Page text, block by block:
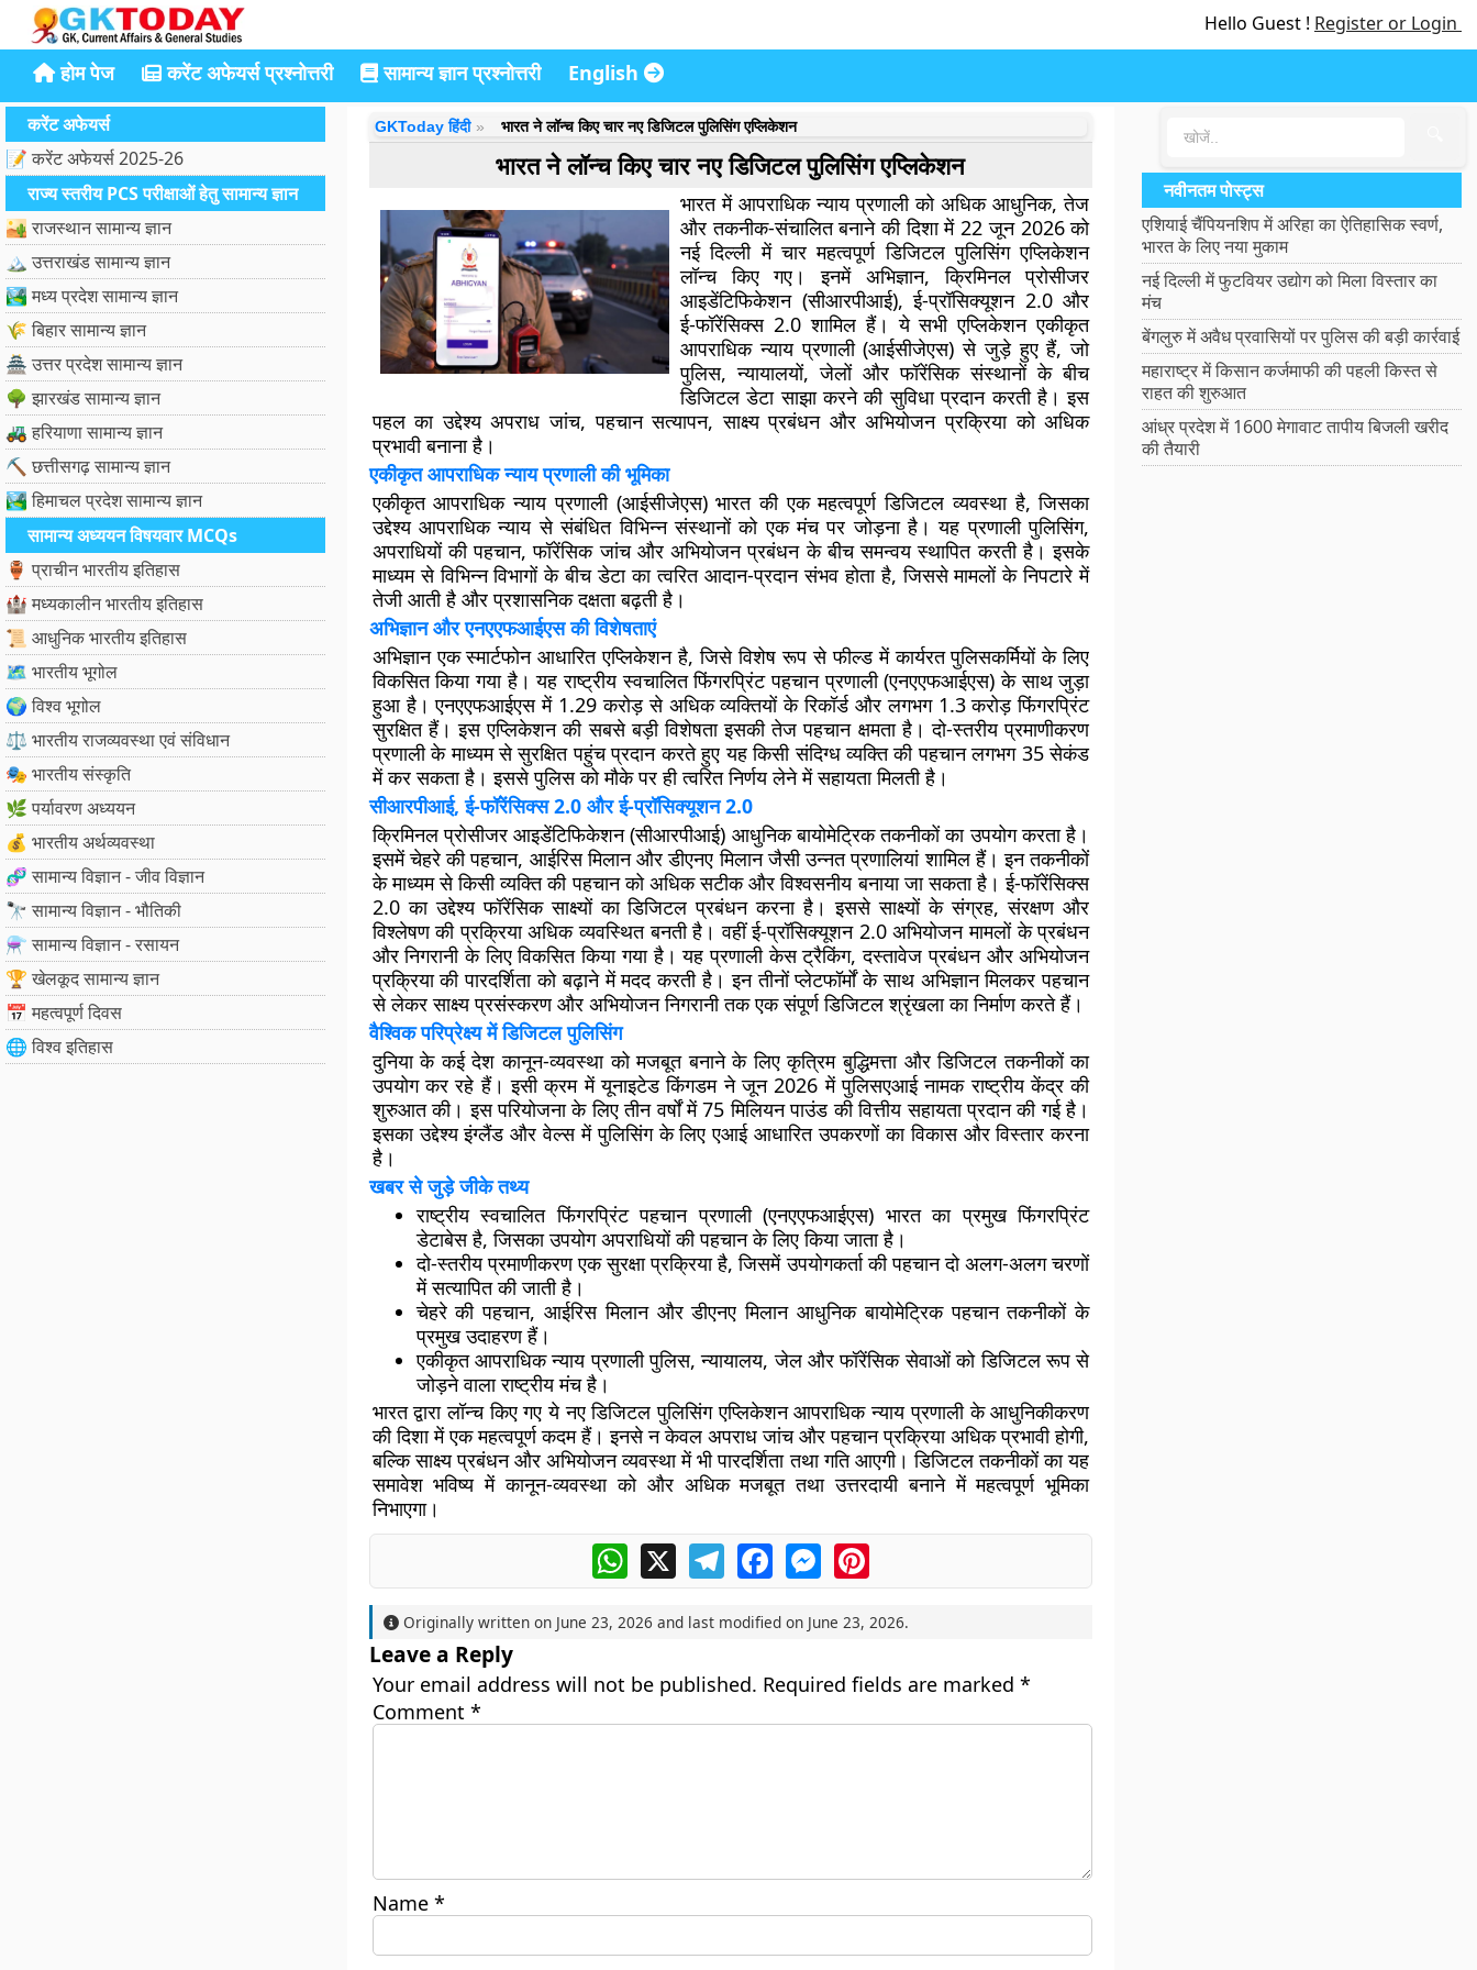
Hello Guest ! Register or Login
होम पेज करेंट अफेयर्स प्रश्नोत्तरी सामान्य ज्ञान प्रश्नोत्तरी English
करेंट अफेयर्स
📝 करेंट अफेयर्स 2025-26
राज्य स्तरीय PCS परीक्षाओं हेतु सामान्य ज्ञान
🏜️ राजस्थान सामान्य ज्ञान
🏔️ उत्तराखंड सामान्य ज्ञान
🏞️ मध्य प्रदेश सामान्य ज्ञान
🌾 बिहार सामान्य ज्ञान
🏯 उत्तर प्रदेश सामान्य ज्ञान
🌳 झारखंड सामान्य ज्ञान
🚜 हरियाणा सामान्य ज्ञान
⛏️ छत्तीसगढ़ सामान्य ज्ञान
🏞️ हिमाचल प्रदेश सामान्य ज्ञान
सामान्य अध्ययन विषयवार MCQs
🏺 प्राचीन भारतीय इतिहास
🏰 मध्यकालीन भारतीय इतिहास
📜 आधुनिक भारतीय इतिहास
🗺️ भारतीय भूगोल
🌍 विश्व भूगोल
⚖️ भारतीय राजव्यवस्था एवं संविधान
🎭 भारतीय संस्कृति
🌿 पर्यावरण अध्ययन
💰 भारतीय अर्थव्यवस्था
🧬 सामान्य विज्ञान - जीव विज्ञान
🔭 सामान्य विज्ञान - भौतिकी
⚗️ सामान्य विज्ञान - रसायन
🏆 खेलकूद सामान्य ज्ञान
📅 महत्वपूर्ण दिवस
🌐 विश्व इतिहास
GKToday हिंदी भारत ने लॉन्च किए चार नए डिजिटल पुलिसिंग एप्लिकेशन
भारत ने लॉन्च किए चार नए डिजिटल पुलिसिंग एप्लिकेशन
भारत में आपराधिक न्याय प्रणाली को अधिक आधुनिक, तेज
और तकनीक-संचालित बनाने की दिशा में 22 जून 2026 को
नई दिल्ली में चार महत्वपूर्ण डिजिटल पुलिसिंग एप्लिकेशन
लॉन्च किए गए। इनमें अभिज्ञान, क्रिमिनल प्रोसीजर
आइडेंटिफिकेशन (सीआरपीआई), ई-प्रॉसिक्यूशन 2.0 और
ई-फॉरेंसिक्स 2.0 शामिल हैं। ये सभी एप्लिकेशन एकीकृत
आपराधिक न्याय प्रणाली (आईसीजेएस) से जुड़े हुए हैं, जो
पुलिस, न्यायालयों, जेलों और फॉरेंसिक संस्थानों के बीच
डिजिटल डेटा साझा करने की सुविधा प्रदान करती है। इस
पहल का उद्देश्य अपराध जांच, पहचान सत्यापन, साक्ष्य प्रबंधन और अभियोजन प्रक्रिया को अधिक
प्रभावी बनाना है।
एकीकृत आपराधिक न्याय प्रणाली की भूमिका
एकीकृत आपराधिक न्याय प्रणाली (आईसीजेएस) भारत की एक महत्वपूर्ण डिजिटल व्यवस्था है, जिसका
उद्देश्य आपराधिक न्याय से संबंधित विभिन्न संस्थानों को एक मंच पर जोड़ना है। यह प्रणाली पुलिसिंग,
अपराधियों की पहचान, फॉरेंसिक जांच और अभियोजन प्रबंधन के बीच समन्वय स्थापित करती है। इसके
माध्यम से विभिन्न विभागों के बीच डेटा का त्वरित आदान-प्रदान संभव होता है, जिससे मामलों के निपटारे में
तेजी आती है और प्रशासनिक दक्षता बढ़ती है।
अभिज्ञान और एनएएफआईएस की विशेषताएं
अभिज्ञान एक स्मार्टफोन आधारित एप्लिकेशन है, जिसे विशेष रूप से फील्ड में कार्यरत पुलिसकर्मियों के लिए
विकसित किया गया है। यह राष्ट्रीय स्वचालित फिंगरप्रिंट पहचान प्रणाली (एनएएफआईएस) के साथ जुड़ा
हुआ है। एनएएफआईएस में 1.29 करोड़ से अधिक व्यक्तियों के रिकॉर्ड और लगभग 1.3 करोड़ फिंगरप्रिंट
सुरक्षित हैं। इस एप्लिकेशन की सबसे बड़ी विशेषता इसकी तेज पहचान क्षमता है। दो-स्तरीय प्रमाणीकरण
प्रणाली के माध्यम से सुरक्षित पहुंच प्रदान करते हुए यह किसी संदिग्ध व्यक्ति की पहचान लगभग 35 सेकंड
में कर सकता है। इससे पुलिस को मौके पर ही त्वरित निर्णय लेने में सहायता मिलती है।
सीआरपीआई, ई-फॉरेंसिक्स 2.0 और ई-प्रॉसिक्यूशन 2.0
क्रिमिनल प्रोसीजर आइडेंटिफिकेशन (सीआरपीआई) आधुनिक बायोमेट्रिक तकनीकों का उपयोग करता है।
इसमें चेहरे की पहचान, आईरिस मिलान और डीएनए मिलान जैसी उन्नत प्रणालियां शामिल हैं। इन तकनीकों
के माध्यम से किसी व्यक्ति की पहचान को अधिक सटीक और विश्वसनीय बनाया जा सकता है। ई-फॉरेंसिक्स
2.0 का उद्देश्य फॉरेंसिक साक्ष्यों का डिजिटल प्रबंधन करना है। इससे साक्ष्यों के संग्रह, संरक्षण और
विश्लेषण की प्रक्रिया अधिक व्यवस्थित बनती है। वहीं ई-प्रॉसिक्यूशन 2.0 अभियोजन मामलों के प्रबंधन
और निगरानी के लिए विकसित किया गया है। यह प्रणाली केस ट्रैकिंग, दस्तावेज प्रबंधन और अभियोजन
प्रक्रिया की पारदर्शिता को बढ़ाने में मदद करती है। इन तीनों प्लेटफॉर्मों के साथ अभिज्ञान मिलकर पहचान
से लेकर साक्ष्य प्रसंस्करण और अभियोजन निगरानी तक एक संपूर्ण डिजिटल श्रृंखला का निर्माण करते हैं।
वैश्विक परिप्रेक्ष्य में डिजिटल पुलिसिंग
दुनिया के कई देश कानून-व्यवस्था को मजबूत बनाने के लिए कृत्रिम बुद्धिमत्ता और डिजिटल तकनीकों का
उपयोग कर रहे हैं। इसी क्रम में यूनाइटेड किंगडम ने जून 2026 में पुलिसएआई नामक राष्ट्रीय केंद्र की
शुरुआत की। इस परियोजना के लिए तीन वर्षों में 75 मिलियन पाउंड की वित्तीय सहायता प्रदान की गई है।
इसका उद्देश्य इंग्लैंड और वेल्स में पुलिसिंग के लिए एआई आधारित उपकरणों का विकास और विस्तार करना
है।
खबर से जुड़े जीके तथ्य
राष्ट्रीय स्वचालित फिंगरप्रिंट पहचान प्रणाली (एनएएफआईएस) भारत का प्रमुख फिंगरप्रिंट
डेटाबेस है, जिसका उपयोग अपराधियों की पहचान के लिए किया जाता है।
दो-स्तरीय प्रमाणीकरण एक सुरक्षा प्रक्रिया है, जिसमें उपयोगकर्ता की पहचान दो अलग-अलग चरणों
में सत्यापित की जाती है।
चेहरे की पहचान, आईरिस मिलान और डीएनए मिलान आधुनिक बायोमेट्रिक पहचान तकनीकों के
प्रमुख उदाहरण हैं।
एकीकृत आपराधिक न्याय प्रणाली पुलिस, न्यायालय, जेल और फॉरेंसिक सेवाओं को डिजिटल रूप से
जोड़ने वाला राष्ट्रीय मंच है।
भारत द्वारा लॉन्च किए गए ये नए डिजिटल पुलिसिंग एप्लिकेशन आपराधिक न्याय प्रणाली के आधुनिकीकरण
की दिशा में एक महत्वपूर्ण कदम हैं। इनसे न केवल अपराध जांच और पहचान प्रक्रिया अधिक प्रभावी होगी,
बल्कि साक्ष्य प्रबंधन और अभियोजन व्यवस्था में भी पारदर्शिता तथा गति आएगी। डिजिटल तकनीकों का यह
समावेश भविष्य में कानून-व्यवस्था को और अधिक मजबूत तथा उत्तरदायी बनाने में महत्वपूर्ण भूमिका
निभाएगा।
WhatsApp
X TelegramFacebookMessengerPinterest
Originally written on June 23, 2026 and last modified on June 23, 2026.
Leave a Reply
Your email address will not be published. Required fields are marked *
Comment *
Name *
नवीनतम पोस्ट्स
एशियाई चैंपियनशिप में अरिहा का ऐतिहासिक स्वर्ण,
भारत के लिए नया मुकाम
नई दिल्ली में फुटवियर उद्योग को मिला विस्तार का
मंच
बेंगलुरु में अवैध प्रवासियों पर पुलिस की बड़ी कार्रवाई
महाराष्ट्र में किसान कर्जमाफी की पहली किस्त से
राहत की शुरुआत
आंध्र प्रदेश में 1600 मेगावाट तापीय बिजली खरीद
की तैयारी